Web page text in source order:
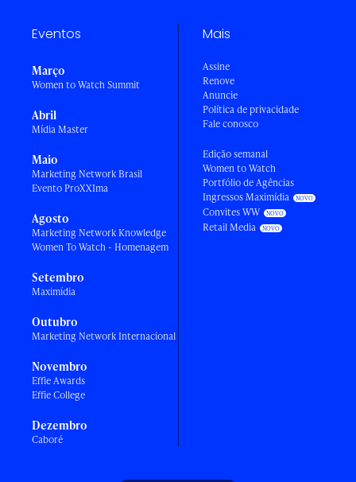
Eventos
Março
Women to Watch Summit
Abril
Mídia Master
Maio
Marketing Network Brasil
Evento ProXXIma
Agosto
Marketing Network Knowledge
Women To Watch - Homenagem
Setembro
Maximídia
Outubro
Marketing Network Internacional
Novembro
Effie Awards
Effie College
Dezembro
Caboré
Mais
Assine
Renove
Anuncie
Política de privacidade
Fale conosco
Edição semanal
Women to Watch
Portfólio de Agências
Ingressos Maximídia
Convites WW
Retail Media